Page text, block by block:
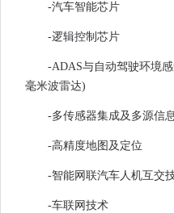
-汽车智能芯片
-逻辑控制芯片
-ADAS与自动驾驶环境
毫米波雷达)
-多传感器集成及多源信
-高精度地图及定位
-智能网联汽车人机互交
-车联网技术